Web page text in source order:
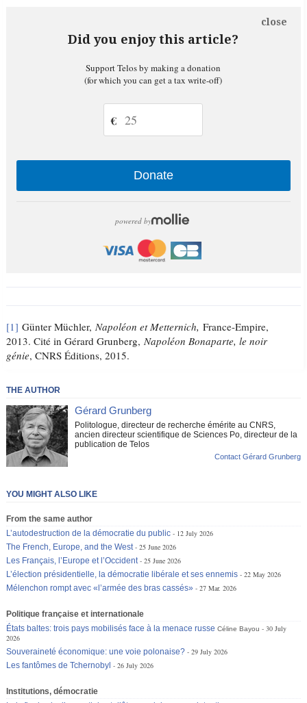
Did you enjoy this article?
close
Support Telos by making a donation
(for which you can get a tax write-off)
€
Donate
powered by
[1] Günter Müchler, Napoléon et Metternich, France-Empire,
2013. Cité in Gérard Grunberg, Napoléon Bonaparte, le noir
génie, CNRS Éditions, 2015.
THE AUTHOR
Gérard Grunberg
Politologue, directeur de recherche émérite au CNRS,
ancien directeur scientifique de Sciences Po, directeur de la
publication de Telos
Contact Gérard Grunberg
YOU MIGHT ALSO LIKE
From the same author
L’autodestruction de la démocratie du public
12 July 2026
The French, Europe, and the West
25 June 2026
Les Français, l’Europe et l’Occident
25 June 2026
L’élection présidentielle, la démocratie libérale et ses ennemis
22 May 2026
Mélenchon rompt avec «l’armée des bras cassés»
27 Mar. 2026
Politique française et internationale
États baltes: trois pays mobilisés face à la menace russe Céline Bayou
30 July
2026
Souveraineté économique: une voie polonaise?
29 July 2026
Les fantômes de Tchernobyl
26 July 2026
Institutions, démocratie